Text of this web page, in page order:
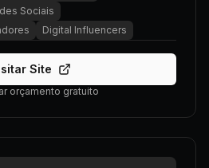
Sociais
Digital Influencers
Site
orçamento gratuito